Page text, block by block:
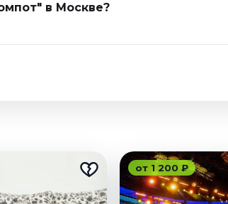
в Москве?
от 1 200 ₽